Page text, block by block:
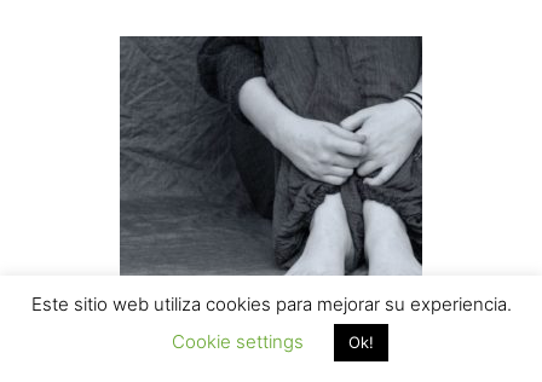
Este sitio web utiliza cookies para mejorar su experiencia.
Cookie settings
Ok!